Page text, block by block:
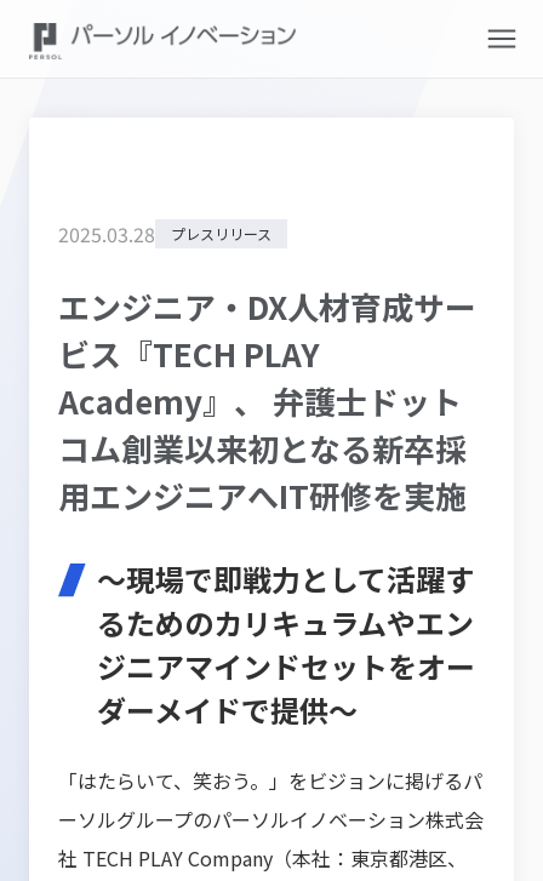
2025.03.28 プレスリリース
エンジニア・DX人材育成サー
ビス『TECH PLAY
Academy』、 弁護士ドット
コム創業以来初となる新卒採
用エンジニアへIT研修を実施
～現場で即戦力として活躍す
るためのカリキュラムやエン
ジニアマインドセットをオー
ダーメイドで提供～
「はたらいて、笑おう。」をビジョンに掲げるパ
ーソルグループのパーソルイノベーション株式会
社 TECH PLAY Company（本社：東京都港区、